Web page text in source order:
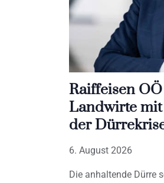
Raiffeisen
Landwirte
der
6. August 2026
Die anhaltende Dürre